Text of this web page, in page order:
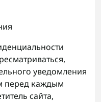
уведомления
перед каждым
сайта,